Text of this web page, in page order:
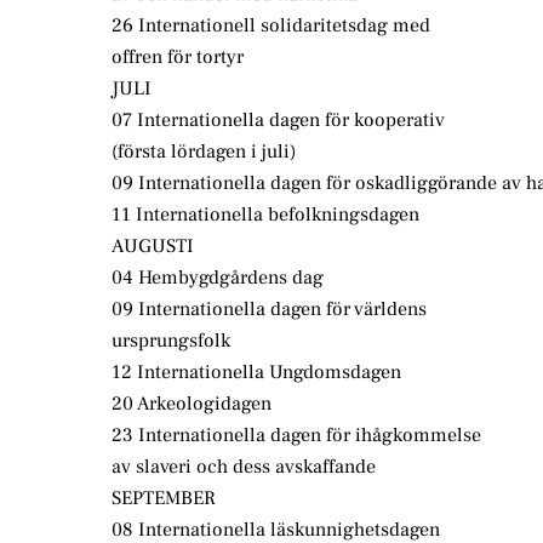
26 Internationell solidaritetsdag med
offren för tortyr
JULI
07 Internationella dagen för kooperativ
(första lördagen i juli)
09 Internationella dagen för oskadliggörande av
11 Internationella befolkningsdagen
AUGUSTI
04 Hembygdgårdens dag
09 Internationella dagen för världens
ursprungsfolk
12 Internationella Ungdomsdagen
20 Arkeologidagen
23 Internationella dagen för ihågkommelse
av slaveri och dess avskaffande
SEPTEMBER
08 Internationella läskunnighetsdagen